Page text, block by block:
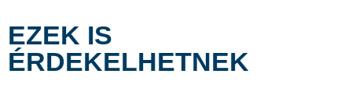
EZEK IS
ÉRDEKELHETNEK